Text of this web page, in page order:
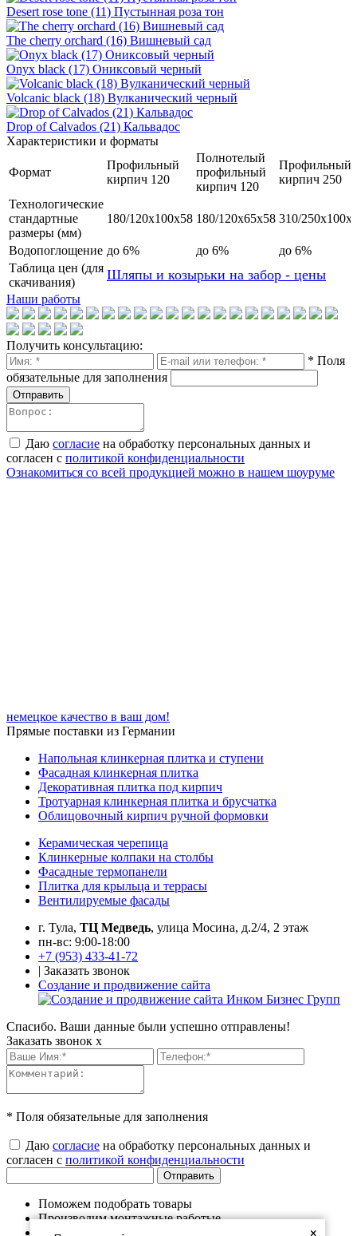
Desert rose tone (11) Пустынная роза тон
The cherry orchard (16) Вишневый сад
Onyx black (17) Ониксовый черный
Volcanic black (18) Вулканический черный
Drop of Calvados (21) Кальвадос
Характеристики и форматы
Формат
Профильный
кирпич 120
Полнотелый
профильный
кирпич 120
Профильный
кирпич 250
Технологические
стандартные
размеры (мм)
180/120x100x58 180/120x65x58 310/
Водопоглощение до 6% до 6%
до 6%
Таблица цен (для
скачивания)
Шляпы и козырьки на забор - цены
Наши работы
Получить консультацию:
* Поля
обязательные для заполнения
Отправить
Даю согласие на обработку персональных данных и
согласен с политикой конфиденциальности
Ознакомиться со всей продукцией можно в нашем шоуруме
немецкое качество в ваш дом!
Прямые поставки из Германии
Напольная клинкерная плитка и ступени
Фасадная клинкерная плитка
Декоративная плитка под кирпич
Тротуарная клинкерная плитка и брусчатка
Облицовочный кирпич ручной формовки
Керамическая черепица
Клинкерные колпаки на столбы
Фасадные термопанели
Плитка для крыльца и террасы
Вентилируемые фасады
г. Тула, ТЦ Медведь, улица Мосина, д.2/4, 2 этаж
пн-вс: 9:00-18:00
+7 (953) 433-41-72
| Заказать звонок
Создание и продвижение сайта
Спасибо. Ваши данные были успешно отправлены!
Заказать звонок x
* Поля обязательные для заполнения
Даю согласие на обработку персональных данных и
согласен с политикой конфиденциальности
Поможем подобрать товары
Производим монтажные работые
Продукция в наличии на складе